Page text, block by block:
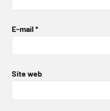
E-mail *
Site web